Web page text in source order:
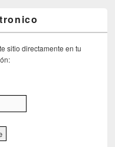
sitio directamente en tu